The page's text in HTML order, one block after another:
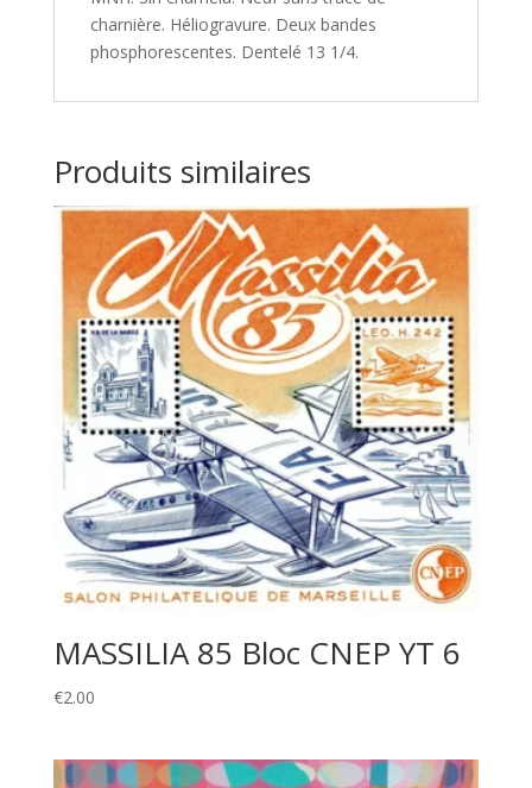
charnière. Héliogravure. Deux bandes
phosphorescentes. Dentelé 13 1/4.
Produits similaires
MASSILIA 85 Bloc CNEP YT 6
€2.00